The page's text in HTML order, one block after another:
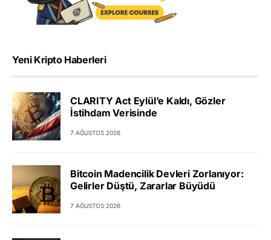
Yeni Kripto Haberleri
CLARITY Act Eylül’e Kaldı, Gözler
İstihdam Verisinde
7 AĞUSTOS 2026
Bitcoin Madencilik Devleri Zorlanıyor:
Gelirler Düştü, Zararlar Büyüdü
7 AĞUSTOS 2026